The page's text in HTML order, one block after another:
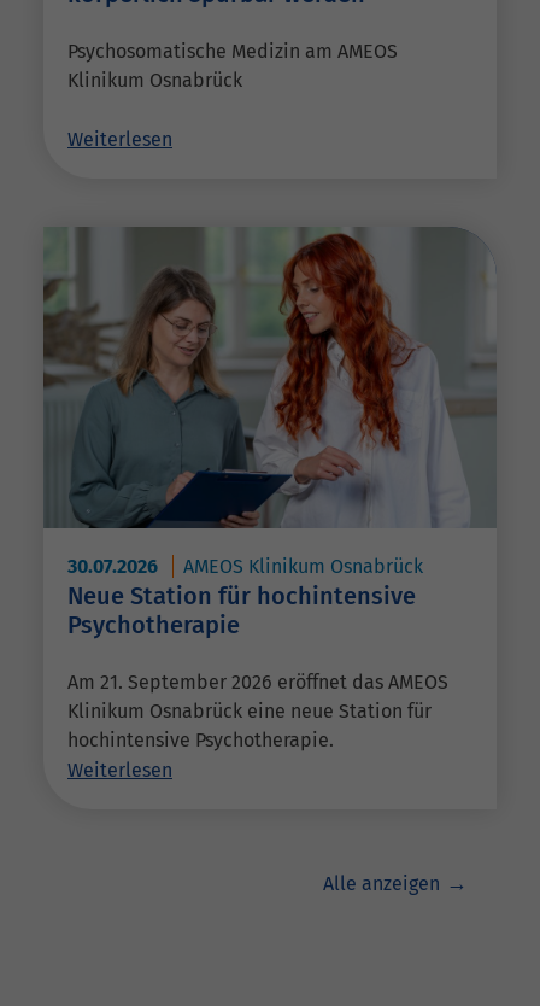
Psychosomatische Medizin am AMEOS
Klinikum Osnabrück
Weiterlesen
30.07.2026 AMEOS Klinikum Osnabrück
Neue Station für hochintensive
Psychotherapie
Am 21. September 2026 eröffnet das AMEOS
Klinikum Osnabrück eine neue Station für
hochintensive Psychotherapie.
Weiterlesen
Alle anzeigen